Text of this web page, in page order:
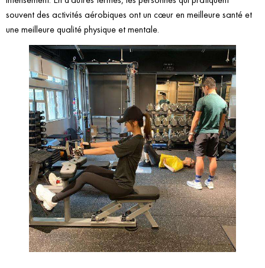
souvent des activités aérobiques ont un cœur en meilleure santé et
une meilleure qualité physique et mentale.